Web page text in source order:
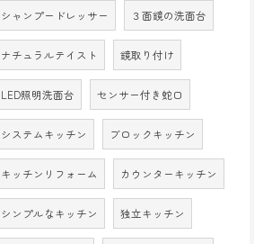
シャンプードレッサー ３面鏡の洗面台
ナチュラルテイスト 鏡取り付け
LED照明洗面台 センサー付き蛇口
システムキッチン ブロックキッチン
キッチンリフォーム カウンターキッチン
シンプルなキッチン 独立キッチン